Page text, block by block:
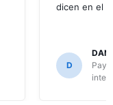
dicen en el
D